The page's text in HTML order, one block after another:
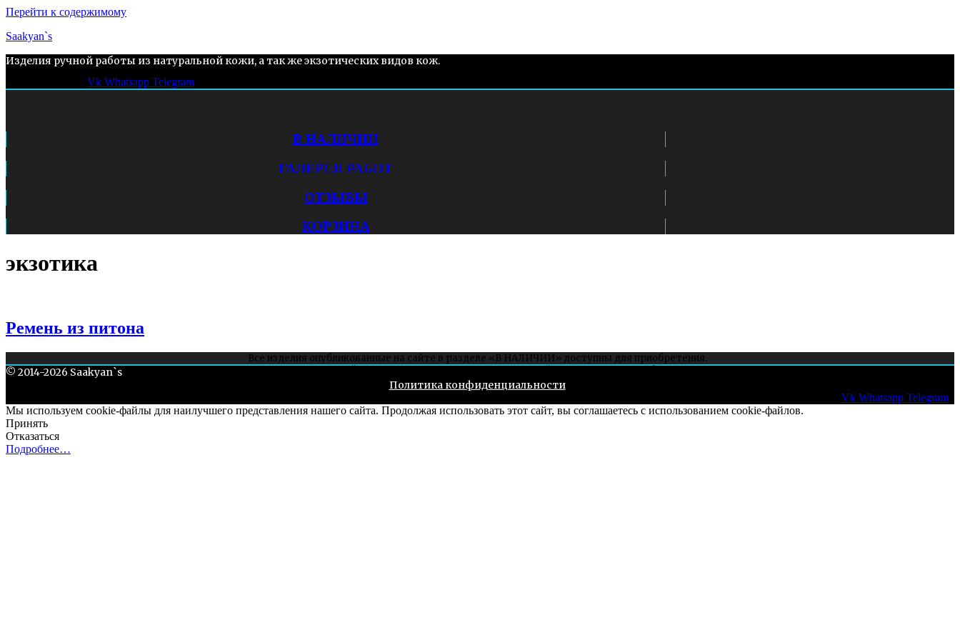
Перейти к содержимому
Saakyan`s
Изделия ручной работы из натуральной кожи, а так же экзотических видов кож.
Vk Whatsapp Telegram
В НАЛИЧИИ
ГАЛЕРЕЯ РАБОТ
ОТЗЫВЫ
КОРЗИНА
экзотика
Ремень из питона
Все изделия опубликованные на сайте в разделе «В НАЛИЧИИ» доступны для приобретения.
© 2014-2026 Saakyan`s
Политика конфиденциальности
Vk Whatsapp Telegram
Мы используем cookie-файлы для наилучшего представления нашего сайта. Продолжая использовать этот сайт, вы соглашаетесь с использованием cookie-файлов.
Принять
Отказаться
Подробнее…